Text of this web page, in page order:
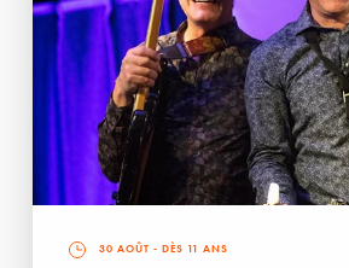
30 AOÛT - DÈS 11 ANS